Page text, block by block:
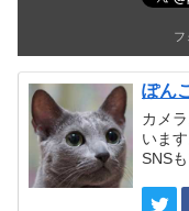
フ
ぽんこ
カメ
います
SNS